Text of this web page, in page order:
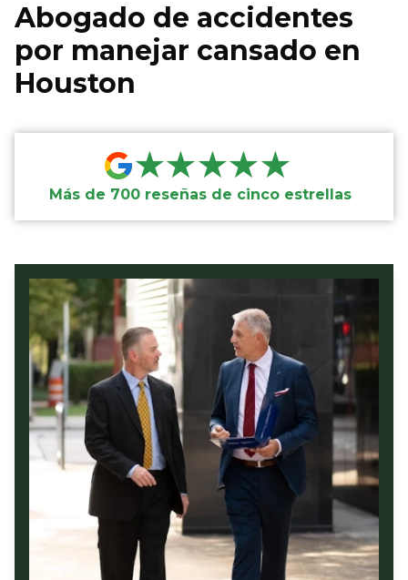
Abogado de accidentes
por manejar cansado en
Houston
★★★★★
Más de 700 reseñas de cinco estrellas